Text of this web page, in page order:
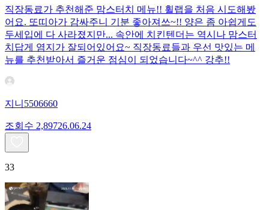
직장동료가 추천해준 맘스터치 메뉴!! 휠랩을 처음 시도해봤
어요. 또띠아가 감싸주니 기분 좋아져쓰~!! 양은 좀 아쉽게도
두세입에 다 사라졌지만... 속안에 치킨텐더는 역시나 맘스터
치답게 염지가 잘되어있어요~ 직장동료들과 우선 맛있는 메
뉴를 추천받아서 즐거운 점심이 되었습니다~^^ 강추!!
지니5506660
조회수 2,89726.06.24
33